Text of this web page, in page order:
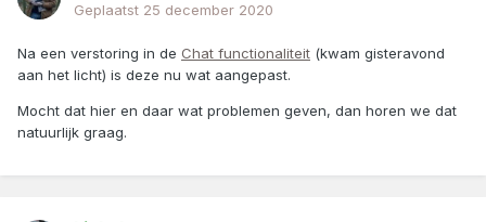
Geplaatst 25 december 2020
Na een verstoring in de Chat functionaliteit (kwam gisteravond
aan het licht) is deze nu wat aangepast.
Mocht dat hier en daar wat problemen geven, dan horen we dat
natuurlijk graag.